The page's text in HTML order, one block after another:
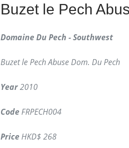
Buzet le Pech
Domaine Du Pech - Southwest
Buzet le Pech Abuse Dom. Du Pech
Year2010
CodeFRPECH004
PriceHKD$ 268